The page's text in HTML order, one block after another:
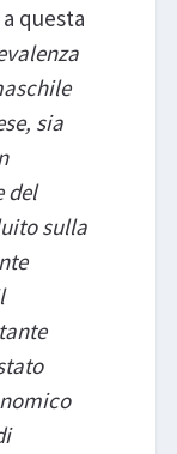
questa
sia
del
sulla